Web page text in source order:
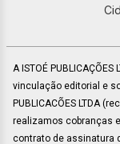
A ISTOÉ
vinculação editorial e
PUBLICACÕES LTDA
realizamos cobranças
contrato de assinatura